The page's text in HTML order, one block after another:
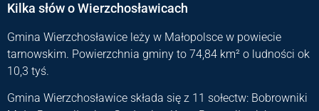
Kilka słów o Wierzchosławicach
Gmina Wierzchosławice leży w Małopolsce w powiecie
tarnowskim. Powierzchnia gminy to 74,84 km² o ludności ok
10,3 tyś.
Gmina Wierzchosławice składa się z 11 sołectw: Bobrowniki